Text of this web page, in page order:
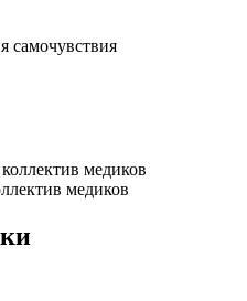
самочувствия
медиков